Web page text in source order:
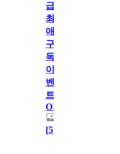
급!
최
애
구
독
이
벤
트
OPEN!
[5]